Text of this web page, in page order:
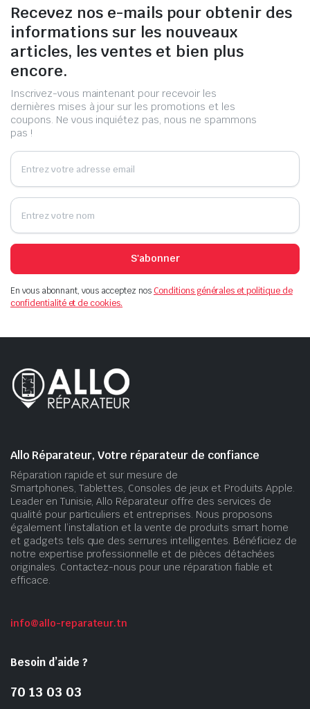
Recevez nos e-mails pour obtenir des
informations sur les nouveaux
articles, les ventes et bien plus
encore.
Inscrivez-vous maintenant pour recevoir les
dernières mises à jour sur les promotions et les
coupons. Ne vous inquiétez pas, nous ne spammons
pas !
S'abonner
En vous abonnant, vous acceptez nosConditions générales et politique de
confidentialité et de cookies.
Allo Réparateur, Votre réparateur de confiance
Réparation rapide et sur mesure de
Smartphones, Tablettes, Consoles de jeux et Produits Apple.
Leader en Tunisie, Allo Réparateur offre des services de
qualité pour particuliers et entreprises. Nous proposons
également l’installation et la vente de produits smart home
et gadgets tels que des serrures intelligentes. Bénéficiez de
notre expertise professionnelle et de pièces détachées
originales. Contactez-nous pour une réparation fiable et
efficace.
info@allo-reparateur.tn
Besoin d’aide ?
70 13 03 03